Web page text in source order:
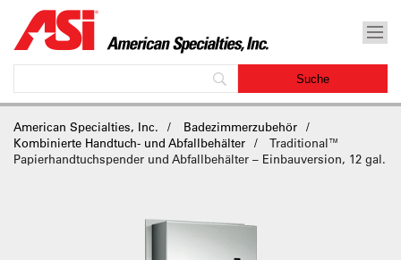
American Specialties, Inc.
Badezimmerzubehör
Kombinierte Handtuch- und Abfallbehälter
Traditional™
Papierhandtuchspender und Abfallbehälter – Einbauversion, 12 gal.